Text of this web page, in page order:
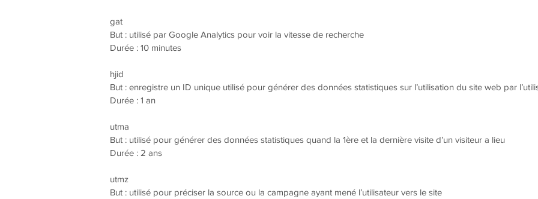
gat
But : utilisé par Google Analytics pour voir la vitesse de recherche
Durée : 10 minutes
hjid
But : enregistre un ID unique utilisé pour générer des données statistiques sur l’utilisation du site web par
Durée : 1 an
utma
But : utilisé pour générer des données statistiques quand la 1ère et la dernière visite d’un visiteur a lieu
Durée : 2 ans
utmz
But : utilisé pour préciser la source ou la campagne ayant mené l’utilisateur vers le site